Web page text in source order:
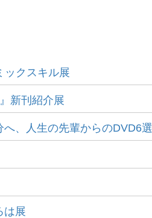
ックスキル展
新刊紹介展
へ、人生の先輩からのDVD6選
は展